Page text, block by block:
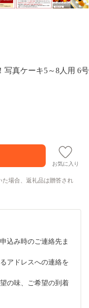
写真ケーキ5～8人用 6号
お気に入り
場合、返礼品は贈答され
込み時のご連絡先ま
アドレスへの連絡を
の味、ご希望の到着